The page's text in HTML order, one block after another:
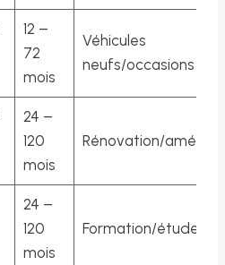
12 –
72
mois
Véhicules
neufs/occasions
24 –
120
mois
Rénovation/
24 –
120
mois
Formation/études